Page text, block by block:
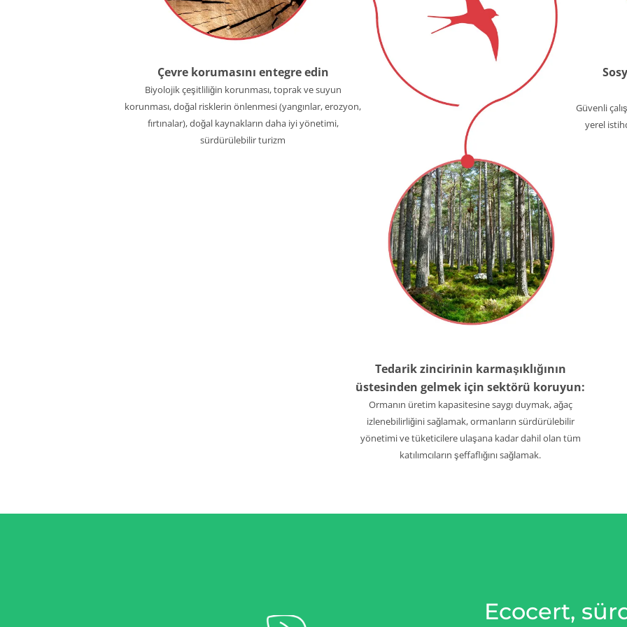
Çevre korumasını entegre edin
Biyolojik çeşitliliğin korunması, toprak ve suyun
korunması, doğal risklerin önlenmesi (yangınlar, erozyon,
fırtınalar), doğal kaynakların daha iyi yönetimi,
sürdürülebilir turizm
Güvenli
yerel
Tedarik zincirinin karmaşıklığının
üstesinden gelmek için sektörü koruyun:
Ormanın üretim kapasitesine saygı duymak, ağaç
izlenebilirliğini sağlamak, ormanların sürdürülebilir
yönetimi ve tüketicilere ulaşana kadar dahil olan tüm
katılımcıların şeffaflığını sağlamak.
Ecocert,